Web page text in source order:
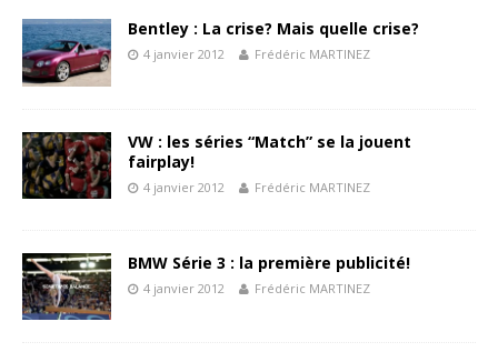
Bentley : La crise? Mais quelle crise?
4 janvier 2012 Frédéric MARTINEZ
VW : les séries “Match” se la jouent
fairplay!
4 janvier 2012 Frédéric MARTINEZ
BMW Série 3 : la première publicité!
4 janvier 2012 Frédéric MARTINEZ